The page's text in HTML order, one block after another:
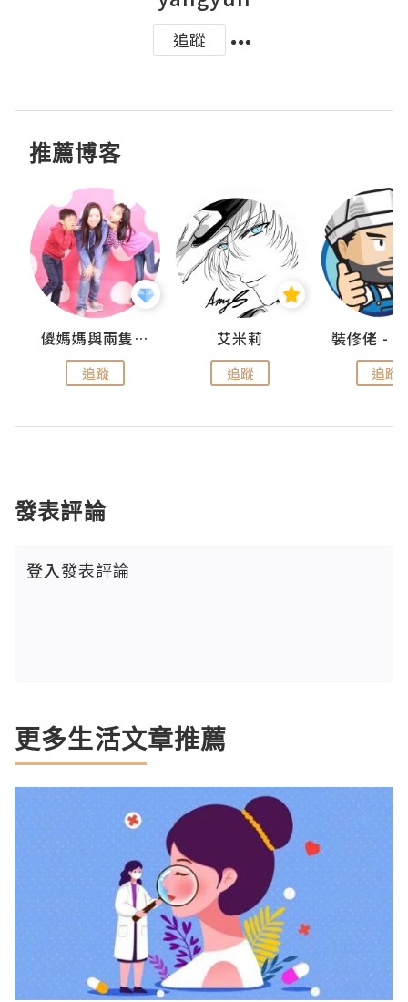
追蹤
推薦博客
儍媽媽與兩隻小魔怪之家
追蹤
艾米莉
追蹤 追蹤
發表評論
登入發表評論
更多生活文章推薦